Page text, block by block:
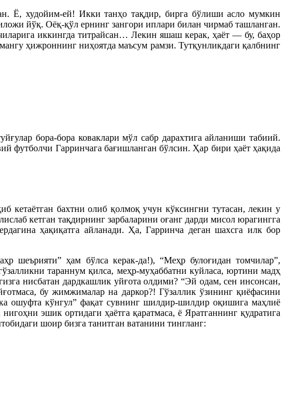
Ё, худойим-ей! Икки танҳо тақдир, бирга бўлиши асло мумкин
йўқ. Оёқ-қўл ернинг зангори иплари билан чирмаб ташланган.
иккингда титрайсан… Лекин яшаш керак, ҳаёт — бу, баҳор
ҳижроннинг ниҳоятда маъсум рамзи. Тутқунликдаги қалбнинг
бора-бора коваклари мўл сабр дарахтига айланиши табиий.
футболчи Гарринчага бағишланган бўлсин. Ҳар бири ҳаёт ҳақида
бахтни олиб қолмоқ учун кўксингни тутасан, лекин у
кетган тақдирнинг зарбаларини оғанг дарди мисол юрагингга
ҳақиқатга айланади. Ҳа, Гарринча деган шахсга илк бор
шеърияти” ҳам бўлса керак-да!), “Меҳр булоғидан томчилар”,
тараннум қилса, меҳр-муҳаббатни куйласа, юртини мадҳ
нисбатан дардкашлик уйғота олдими? “Эй одам, сен инсонсан,
бу жимжималар на даркор?! Гўзаллик ўзининг қиёфасини
ошуфта кўнгул” фақат сувнинг шилдир-шилдир оқишига маҳлиё
эшик ортидаги ҳаётга қаратмаса, ё Яратганнинг қудратига
шоир бизга танитган ватанини тингланг: